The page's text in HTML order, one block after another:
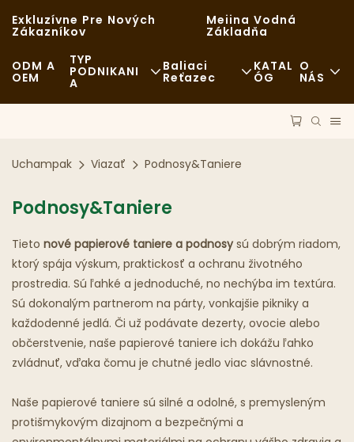
Exkluzívne Pre Nových
Zákazníkov
Meiina Vodná
Základňa
ODM A
OEM
TYP
PODNIKANI
A
Rýchle Občerstvenie
Kaviarne A Kaviarne
Bufet
Pojazdné Občerstvenie
Pekáreň
Mastná Lyžica
Reštaurácie Duchov
Baliaci
Reťazec
Technológia
KATAL
ÓG
O
NÁS
Blog
Uchampak Viazať Podnosy&Taniere
Podnosy&Taniere
Tieto nové papierové taniere a podnosysú dobrým riadom,
ktorý spája výskum, praktickosť a ochranu životného
prostredia. Sú ľahké a jednoduché, no nechýba im textúra.
Sú dokonalým partnerom na párty, vonkajšie pikniky a
každodenné jedlá. Či už podávate dezerty, ovocie alebo
občerstvenie, naše papierové taniere ich dokážu ľahko
zvládnuť, vďaka čomu je chutné jedlo viac slávnostné.
Naše papierové taniere sú silné a odolné, s premysleným
protišmykovým dizajnom a bezpečnými a